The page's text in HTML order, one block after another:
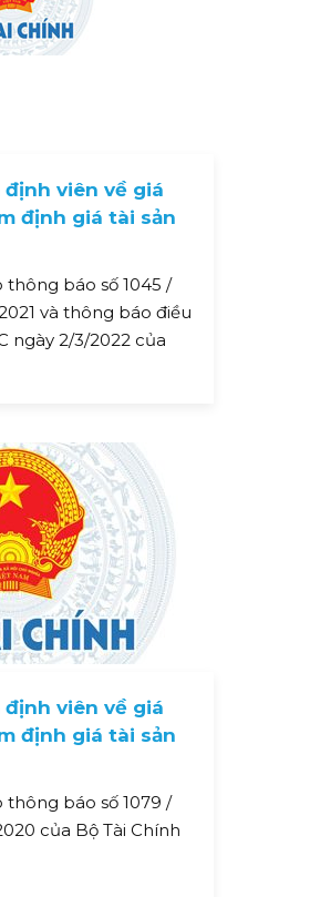
viên về giá
định giá tài sản
báo số 1045 /
và thông báo điều
ngày 2/3/2022 của
viên về giá
định giá tài sản
báo số 1079 /
của Bộ Tài Chính